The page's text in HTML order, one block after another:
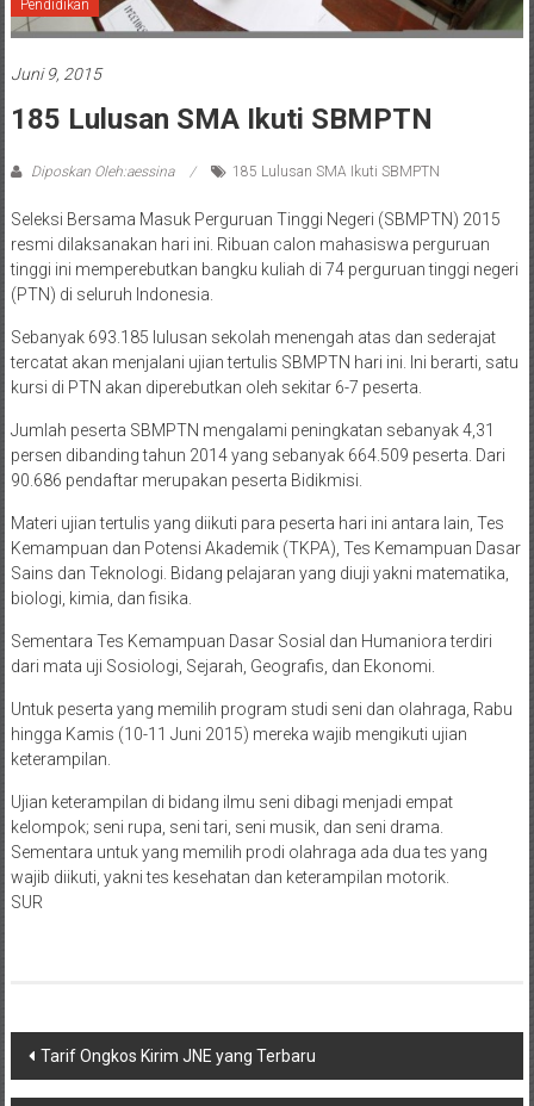
Pendidikan
Juni 9, 2015
185 Lulusan SMA Ikuti SBMPTN
Diposkan Oleh:aessina 185 Lulusan SMA Ikuti SBMPTN
Seleksi Bersama Masuk Perguruan Tinggi Negeri (SBMPTN) 2015
resmi dilaksanakan hari ini. Ribuan calon mahasiswa perguruan
tinggi ini memperebutkan bangku kuliah di 74 perguruan tinggi negeri
(PTN) di seluruh Indonesia.
Sebanyak 693.185 lulusan sekolah menengah atas dan sederajat
tercatat akan menjalani ujian tertulis SBMPTN hari ini. Ini berarti, satu
kursi di PTN akan diperebutkan oleh sekitar 6-7 peserta.
Jumlah peserta SBMPTN mengalami peningkatan sebanyak 4,31
persen dibanding tahun 2014 yang sebanyak 664.509 peserta. Dari
90.686 pendaftar merupakan peserta Bidikmisi.
Materi ujian tertulis yang diikuti para peserta hari ini antara lain, Tes
Kemampuan dan Potensi Akademik (TKPA), Tes Kemampuan Dasar
Sains dan Teknologi. Bidang pelajaran yang diuji yakni matematika,
biologi, kimia, dan fisika.
Sementara Tes Kemampuan Dasar Sosial dan Humaniora terdiri
dari mata uji Sosiologi, Sejarah, Geografis, dan Ekonomi.
Untuk peserta yang memilih program studi seni dan olahraga, Rabu
hingga Kamis (10-11 Juni 2015) mereka wajib mengikuti ujian
keterampilan.
Ujian keterampilan di bidang ilmu seni dibagi menjadi empat
kelompok; seni rupa, seni tari, seni musik, dan seni drama.
Sementara untuk yang memilih prodi olahraga ada dua tes yang
wajib diikuti, yakni tes kesehatan dan keterampilan motorik.
SUR
Navigasi
pos
Tarif Ongkos Kirim JNE yang Terbaru